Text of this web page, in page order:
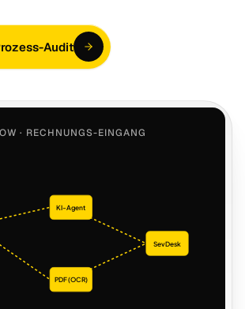
Audit
· RECHNUNGS-EINGANG
KI-Agent
PDF (OCR)
SevDesk